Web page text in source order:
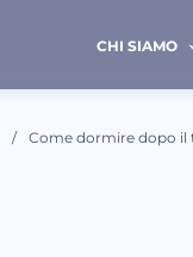
CHI SIAMO
Come dormire dopo il